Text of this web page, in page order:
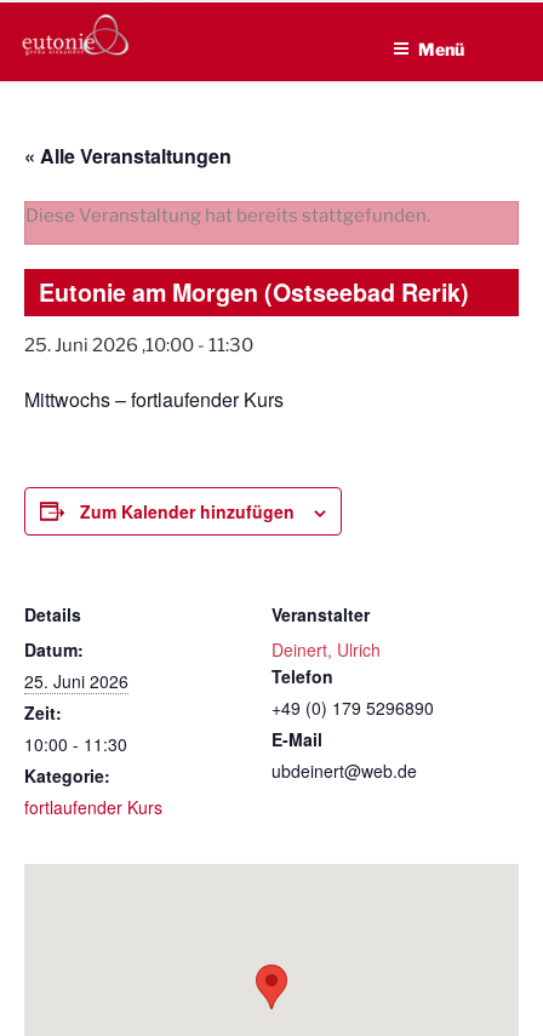
Inhalt
EUTONIE.DE
Lebensbalance durch körperliche Selbsterfahrung
Menü
« Alle Veranstaltungen
Diese Veranstaltung hat bereits stattgefunden.
Eutonie am Morgen (Ostseebad Rerik)
25. Juni 2026 ,10:00 - 11:30
Mittwochs – fortlaufender Kurs
Zum Kalender hinzufügen
Details
Datum:
25. Juni 2026
Zeit:
10:00 - 11:30
Kategorie:
fortlaufender Kurs
Veranstalter
Deinert, Ulrich
Telefon
+49 (0) 179 5296890
E-Mail
ubdeinert@web.de